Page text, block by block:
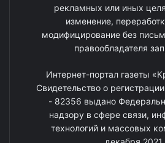
рекламных или иных
изменение,
модифицирование без
правообладателя
Интернет-портал газеты
Свидетельство о
- 82356 выдано
надзору в сфере связи,
технологий и массовых